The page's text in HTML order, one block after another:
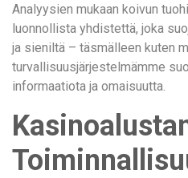
Analyysien mukaan koivun
luonnollista yhdistettä, joka
ja sieniltä – täsmälleen kuten
turvallisuusjärjestelmämme
informaatiota ja omaisuutta.